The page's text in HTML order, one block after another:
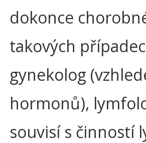
dokonce
takových
gynekolog
hormonů),
souvisí s činností